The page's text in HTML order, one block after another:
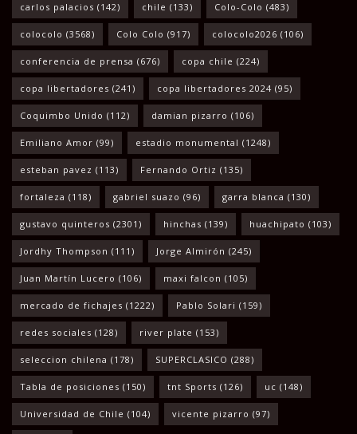
carlos palacios (142) chile (133) Colo-Colo (483)
colocolo (3568) Colo Colo (917) colocolo2026 (106)
conferencia de prensa (676) copa chile (224)
copa libertadores (241) copa libertadores 2024 (95)
Coquimbo Unido (112) damian pizarro (106)
Emiliano Amor (99) estadio monumental (1248)
esteban pavez (113) Fernando Ortiz (135)
fortaleza (118) gabriel suazo (96) garra blanca (130)
gustavo quinteros (2301) hinchas (139) huachipato (103)
Jordhy Thompson (111) Jorge Almirón (245)
Juan Martín Lucero (106) maxi falcon (105)
mercado de fichajes (1222) Pablo Solari (159)
redes sociales (128) river plate (153)
seleccion chilena (178) SUPERCLASICO (288)
Tabla de posiciones (150) tnt Sports (126) uc (148)
Universidad de Chile (104) vicente pizarro (97)